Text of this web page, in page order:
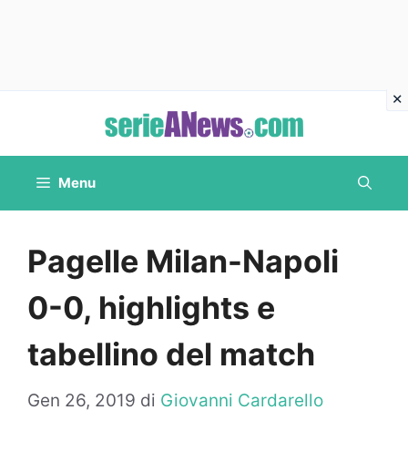
contenuto
Menu
Pagelle Milan-Napoli
0-0, highlights e
tabellino del match
Gen 26, 2019 di Giovanni Cardarello